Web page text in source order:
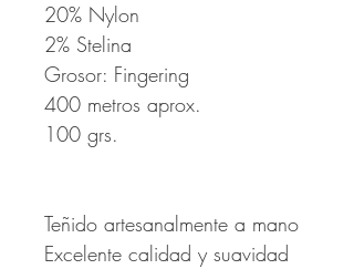
20% Nylon
2% Stelina
Grosor: Fingering
400 metros aprox.
100 grs.
Teñido artesanalmente a mano
Excelente calidad y suavidad